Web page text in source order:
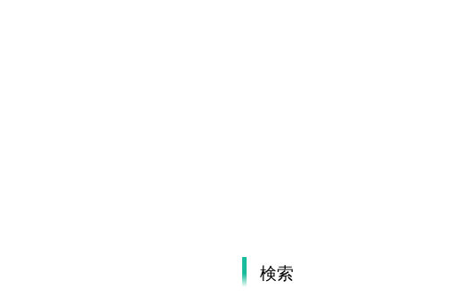
検索